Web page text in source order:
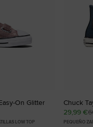
Más
On Glitter
LOW TOP
Chuck
29,99 €
PEQUEÑO